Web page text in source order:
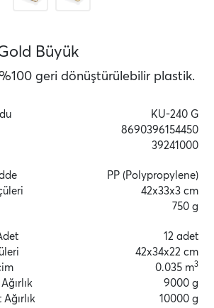
Büyük
geri dönüştürülebilir plastik.
KU-240 G
8690396154450
39241000
PP (Polypropylene)
42x33x3 cm
750 g
12 adet
42x34x22 cm
0.035 m3
9000 g
10000 g